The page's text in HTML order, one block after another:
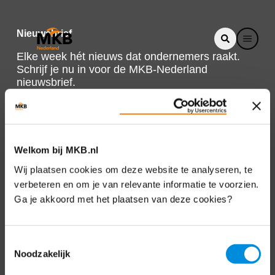
Welkom bij MKB.nl
Wij plaatsen cookies om deze website te analyseren, te
verbeteren en om je van relevante informatie te voorzien.
Ga je akkoord met het plaatsen van deze cookies?
Noodzakelijk
Nieuwsbrief
Elke week hét nieuws dat ondernemers raakt.
Schrijf je nu in voor de MKB-Nederland
nieuwsbrief.
Direct naar
Over ons
Bezuidenhoutseweg 12